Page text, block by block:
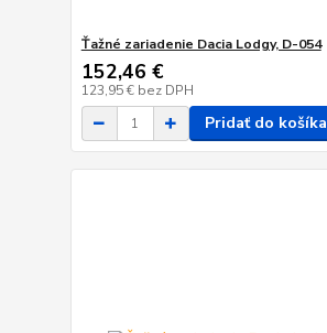
Ťažné zariadenie Dacia Lodgy, D-054
152,46 €
123,95 € bez DPH
Pridať do košíka